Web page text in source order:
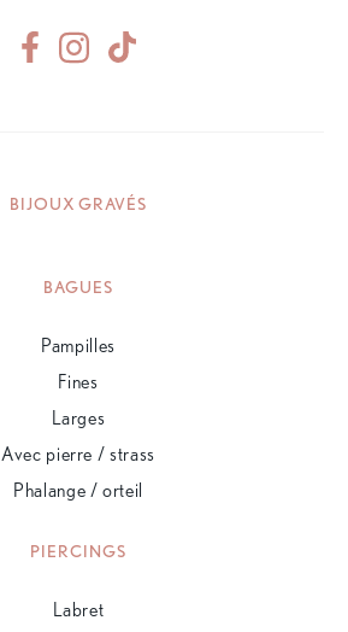
BIJOUX GRAVÉS
BAGUES
Pampilles
Fines
Larges
Avec pierre / strass
Phalange / orteil
PIERCINGS
Labret